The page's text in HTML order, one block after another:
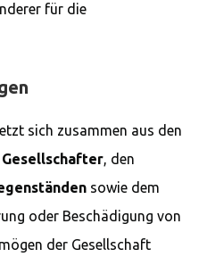
für die
sich zusammen aus den
, den
sowie dem
oder Beschädigung von
der Gesellschaft